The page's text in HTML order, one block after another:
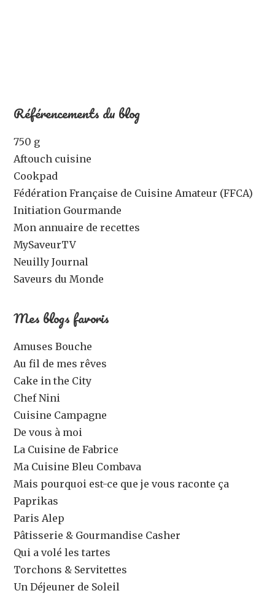
Référencements du blog
750 g
Aftouch cuisine
Cookpad
Fédération Française de Cuisine Amateur (FFCA)
Initiation Gourmande
Mon annuaire de recettes
MySaveurTV
Neuilly Journal
Saveurs du Monde
Mes blogs favoris
Amuses Bouche
Au fil de mes rêves
Cake in the City
Chef Nini
Cuisine Campagne
De vous à moi
La Cuisine de Fabrice
Ma Cuisine Bleu Combava
Mais pourquoi est-ce que je vous raconte ça
Paprikas
Paris Alep
Pâtisserie & Gourmandise Casher
Qui a volé les tartes
Torchons & Servitettes
Un Déjeuner de Soleil